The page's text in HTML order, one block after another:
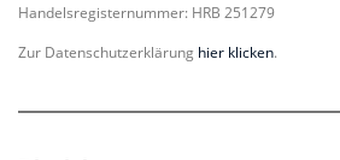
Handelsregisternummer: HRB 251279
Zur Datenschutzerklärung hier klicken.